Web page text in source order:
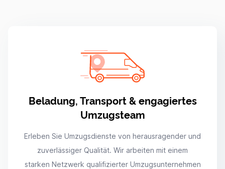
Beladung, Transport & engagiertes
Umzugsteam
Erleben Sie Umzugsdienste von herausragender und
zuverlässiger Qualität. Wir arbeiten mit einem
starken Netzwerk qualifizierter Umzugsunternehmen